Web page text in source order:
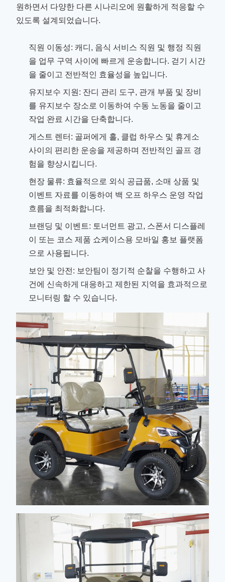
원하면서 다양한 다른 시나리오에 원활하게 적응할 수
있도록 설계되었습니다.
직원 이동성: 캐디, 음식 서비스 직원 및 행정 직원
을 업무 구역 사이에 빠르게 운송합니다. 걷기 시간
을 줄이고 전반적인 효율성을 높입니다.
유지보수 지원: 잔디 관리 도구, 관개 부품 및 장비
를 유지보수 장소로 이동하여 수동 노동을 줄이고
작업 완료 시간을 단축합니다.
게스트 렌터: 골퍼에게 홀, 클럽 하우스 및 휴게소
사이의 편리한 운송을 제공하며 전반적인 골프 경
험을 향상시킵니다.
현장 물류: 효율적으로 외식 공급품, 소매 상품 및
이벤트 자료를 이동하여 백 오프 하우스 운영 작업
흐름을 최적화합니다.
브랜딩 및 이벤트: 토너먼트 광고, 스폰서 디스플레
이 또는 코스 제품 쇼케이스용 모바일 홍보 플랫폼
으로 사용됩니다.
보안 및 안전: 보안팀이 정기적 순찰을 수행하고 사
건에 신속하게 대응하고 제한된 지역을 효과적으로
모니터링 할 수 있습니다.